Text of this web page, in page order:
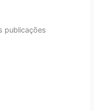
publicações